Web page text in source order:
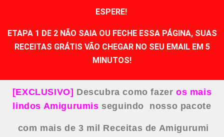
ESPERE!
ETAPA 1 DE 2 NÃO SAIA OU FECHE ESSA PÁGINA, SUAS
RECEITAS GRÁTIS VÃO CHEGAR NO SEU EMAIL EM 5
MINUTOS!
[EXCLUSIVO] Descubra como fazer os mais
lindos Amigurumis seguindo nosso pacote
com mais de 3 mil Receitas de Amigurumi